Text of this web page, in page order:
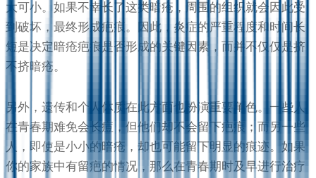
大可小。如果不幸长了这类暗疮，周围的组织就会因此受
到破坏，最终形成疤痕。因此，炎症的严重程度和时间长
短是决定暗疮疤痕是否形成的关键因素，而并不仅仅是挤
不挤暗疮。
另外，遗传和个人体质在此方面也扮演重要角色。一些人
在青春期难免会长痘，但他们却不会留下疤痕；而另一些
人，即使是小小的暗疮，却也可能留下明显的痕迹。如果
你的家族中有留疤的情况，那么在青春期时及早进行治疗